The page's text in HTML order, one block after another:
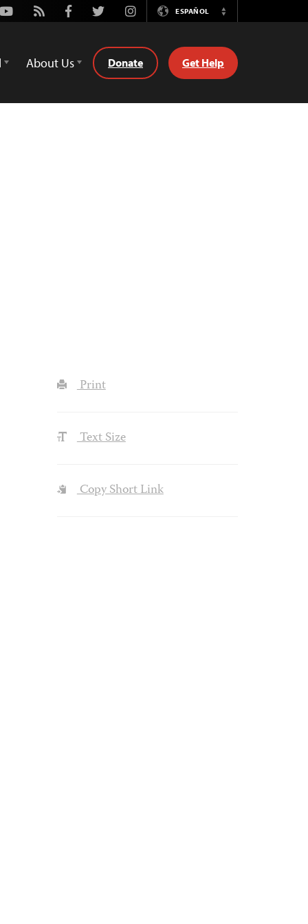
Youtube
Rss FacebookTwitterInstagramESPAÑOL
Switch
About Us Donate Get Help
Print
Text Size
Copy Short Link